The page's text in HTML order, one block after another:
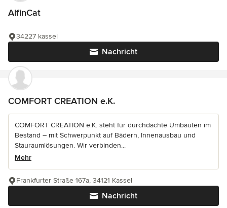
AlfinCat
Nachricht
34227 kassel
COMFORT CREATION e.K.
COMFORT CREATION e.K. steht für durchdachte Umbauten im
Bestand – mit Schwerpunkt auf Bädern, Innenausbau und
Stauraumlösungen. Wir verbinden...
Mehr
Nachricht
Frankfurter Straße 167a, 34121 Kassel